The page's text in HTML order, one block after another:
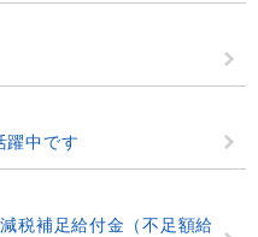
躍中です
税補足給付金（不足額給